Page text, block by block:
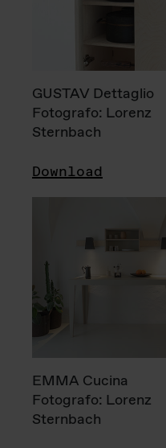
GUSTAV Dettaglio
Fotografo: Lorenz
Sternbach
Download
EMMA Cucina
Fotografo: Lorenz
Sternbach